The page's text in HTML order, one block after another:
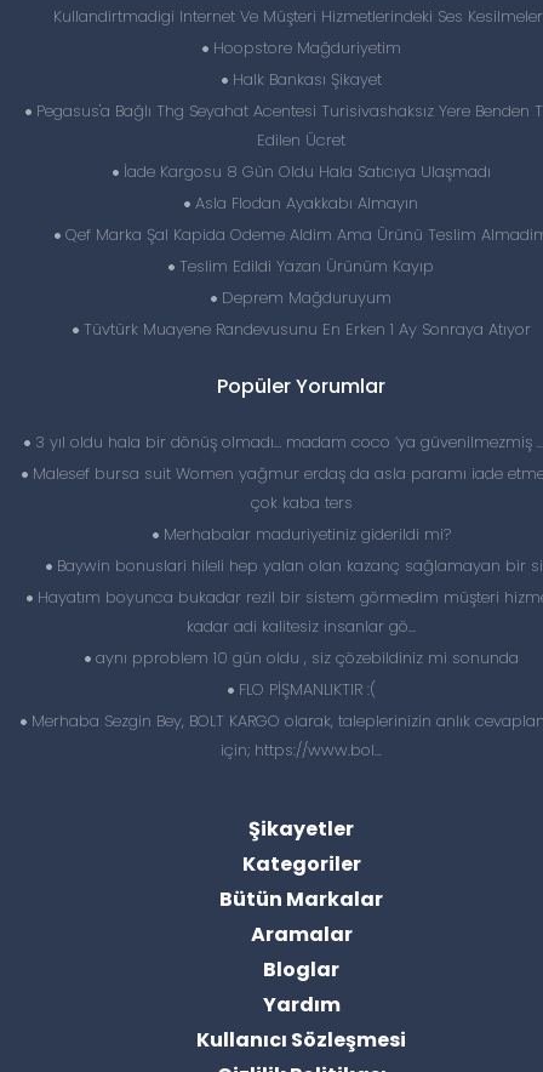
Kullandirtmadigi Internet Ve Müşteri Hizmetlerindeki Ses
Hoopstore Mağduriyetim
Halk Bankası Şikayet
Pegasus'a Bağlı Thg Seyahat Acentesi Turisivashaksız Yere Benden
Edilen Ücret
İade Kargosu 8 Gün Oldu Hala Satıcıya Ulaşmadı
Asla Flodan Ayakkabı Almayın
Qef Marka Şal Kapida Odeme Aldim Ama Ürünü Teslim
Teslim Edildi Yazan Ürünüm Kayıp
Deprem Mağduruyum
Tüvtürk Muayene Randevusunu En Erken 1 Ay Sonraya Atıyor
Popüler Yorumlar
3 yıl oldu hala bir dönüş olmadı… madam coco ‘ya güvenilmezmiş
Malesef bursa suit Women yağmur erdaş da asla paramı iade
çok kaba ters
Merhabalar maduriyetiniz giderildi mi?
Baywin bonuslari hileli hep yalan olan kazanç sağlamayan bir
Hayatım boyunca bukadar rezil bir sistem görmedim müşteri
kadar adi kalitesiz insanlar gö...
aynı pproblem 10 gün oldu , siz çözebildiniz mi sonunda
FLO PİŞMANLIKTIR :(
Merhaba Sezgin Bey, BOLT KARGO olarak, taleplerinizin anlık
için; https://www.bol...
Şikayetler
Kategoriler
Bütün Markalar
Aramalar
Bloglar
Yardım
Kullanıcı Sözleşmesi